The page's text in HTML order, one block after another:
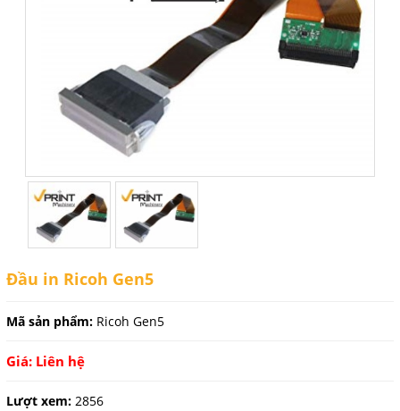
Đầu in Ricoh Gen5
Mã sản phẩm:Ricoh Gen5
Giá: Liên hệ
Lượt xem: 2856